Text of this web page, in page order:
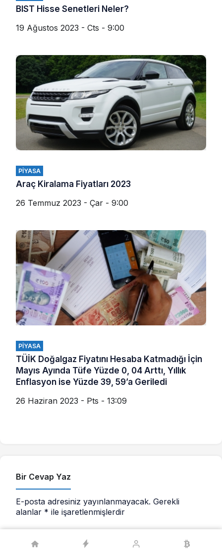
BIST Hisse Senetleri Neler?
19 Ağustos 2023 - Cts - 9:00
PIYASA
Araç Kiralama Fiyatları 2023
26 Temmuz 2023 - Çar - 9:00
PIYASA
TÜİK Doğalgaz Fiyatını Hesaba Katmadığı İçin
Mayıs Ayında Tüfe Yüzde 0, 04 Arttı, Yıllık
Enflasyon ise Yüzde 39, 59’a Geriledi
26 Haziran 2023 - Pts - 13:09
Bir Cevap Yaz
E-posta adresiniz yayınlanmayacak. Gerekli
alanlar * ile işaretlenmişlerdir